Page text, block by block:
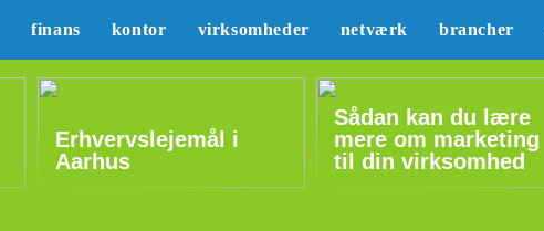
finans kontor virksomheder netværk brancher
Erhvervslejemål i
Aarhus
Sådan kan du lære
mere om marketing
til din virksomhed